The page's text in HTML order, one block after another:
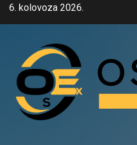
Skip6. kolovoza 2026.